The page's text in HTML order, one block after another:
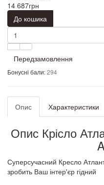
14 687грн
До кошика
Передзамовлення
Бонусні бали:294
Опис Характеристики
Опис Крісло
Суперсучасний Кресло
зробить Ваш інтер'єр гідний